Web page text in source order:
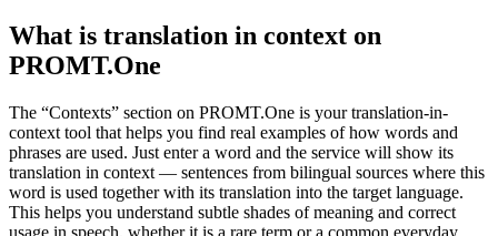
What is translation in context on
PROMT.One
The “Contexts” section on PROMT.One is your translation-in-
context tool that helps you find real examples of how words and
phrases are used. Just enter a word and the service will show its
translation in context — sentences from bilingual sources where this
word is used together with its translation into the target language.
This helps you understand subtle shades of meaning and correct